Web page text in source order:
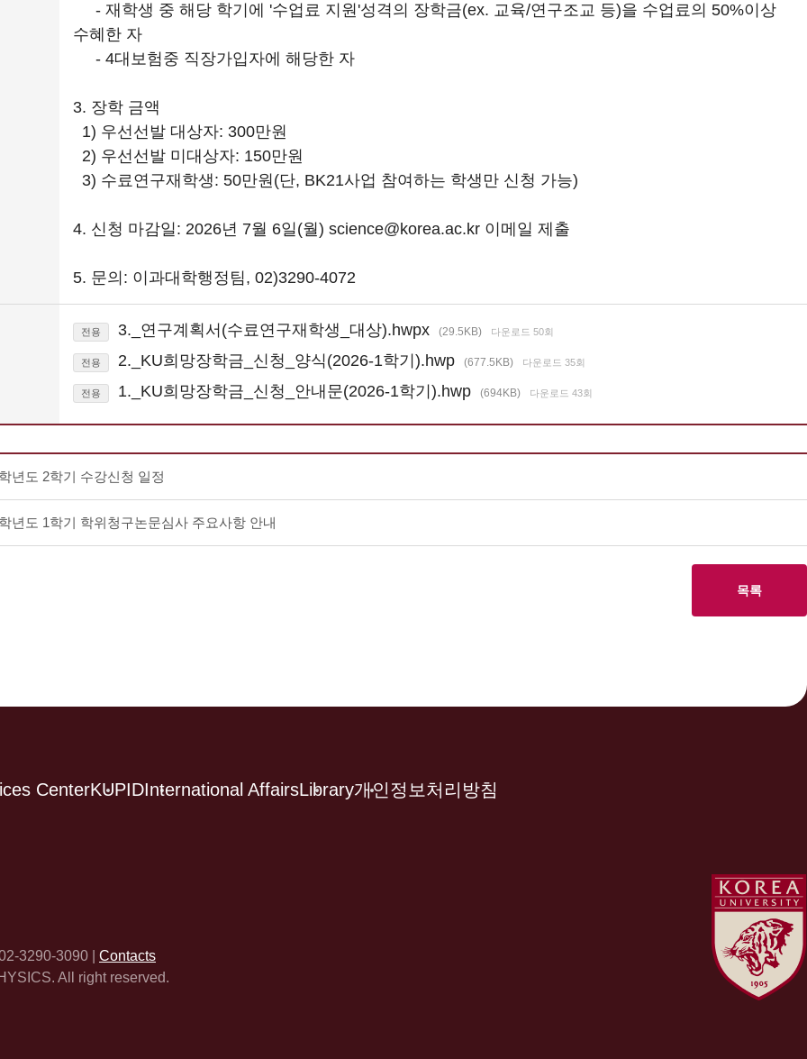
- 재학생 중 해당 학기에 '수업료 지원'성격의 장학금(ex. 교육/연구조교 등)을 수업료의 50%이상
수혜한 자
- 4대보험중 직장가입자에 해당한 자
3. 장학 금액
1) 우선선발 대상자: 300만원
2) 우선선발 미대상자: 150만원
3) 수료연구재학생: 50만원(단, BK21사업 참여하는 학생만 신청 가능)
4. 신청 마감일: 2026년 7월 6일(월) science@korea.ac.kr 이메일 제출
5. 문의: 이과대학행정팀, 02)3290-4072
전용 3._연구계획서(수료연구재학생_대상).hwpx (29.5KB) 다운로드 50회
전용 2._KU희망장학금_신청_양식(2026-1학기).hwp (677.5KB) 다운로드 35회
전용 1._KU희망장학금_신청_안내문(2026-1학기).hwp (694KB) 다운로드 43회
년도 2학기 수강신청 일정
년도 1학기 학위청구논문심사 주요사항 안내
목록
CenterKUPIDInternational AffairsLibrary개인정보처리방침
3290-3090
Contacts
All right reserved.